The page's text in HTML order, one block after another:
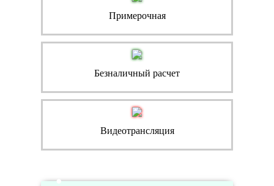
Примерочная
Безналичный расчет
Видеотрансляция